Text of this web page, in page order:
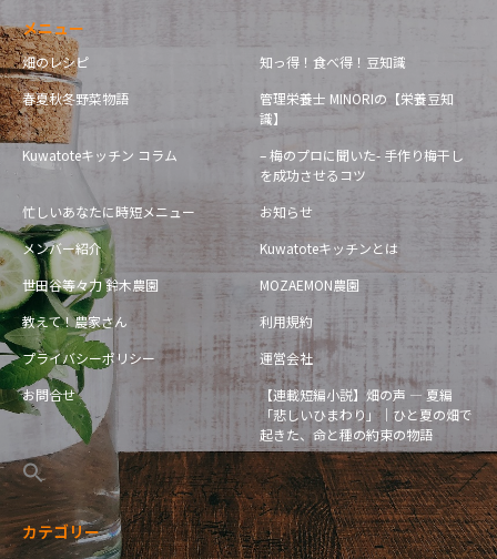
メニュー
畑のレシピ
知っ得！食べ得！豆知識
春夏秋冬野菜物語
管理栄養士 MINORIの【栄養豆知
識】
Kuwatoteキッチン コラム
– 梅のプロに聞いた- 手作り梅干し
を成功させるコツ
忙しいあなたに時短メニュー
お知らせ
メンバー紹介
Kuwatoteキッチンとは
世田谷等々力 鈴木農園
MOZAEMON農園
教えて！農家さん
利用規約
プライバシーポリシー
運営会社
お問合せ
【連載短編小説】畑の声 — 夏編
「悲しいひまわり」｜ひと夏の畑で
起きた、命と種の約束の物語
カテゴリー